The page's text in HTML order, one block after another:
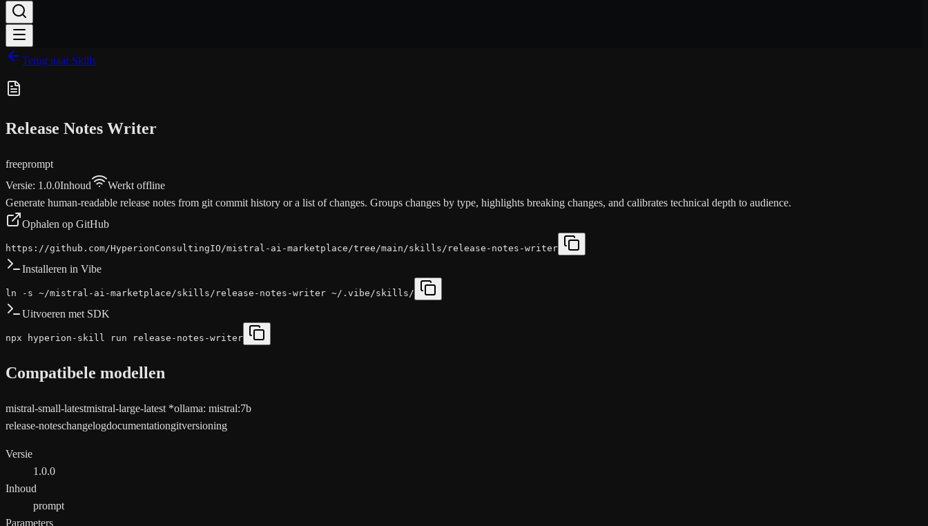
Terug naar Skills
Release Notes Writer
freeprompt
Versie: 1.0.0Inhoud
Werkt offline
Generate human-readable release notes from git commit history or a list of changes. Groups changes by type, highlights breaking changes, and calibrates technical depth to audience.
Ophalen op GitHub
https://github.com/HyperionConsultingIO/mistral-ai-marketplace/tree/main/skills/release-notes-writer
Installeren in Vibe
ln -s ~/mistral-ai-marketplace/skills/release-notes-writer ~/.vibe/skills/
Uitvoeren met SDK
npx hyperion-skill run release-notes-writer
Compatibele modellen
mistral-small-latestmistral-large-latest *ollama: mistral:7b
release-noteschangelogdocumentationgitversioning
Versie
1.0.0
Inhoud
prompt
Parameters